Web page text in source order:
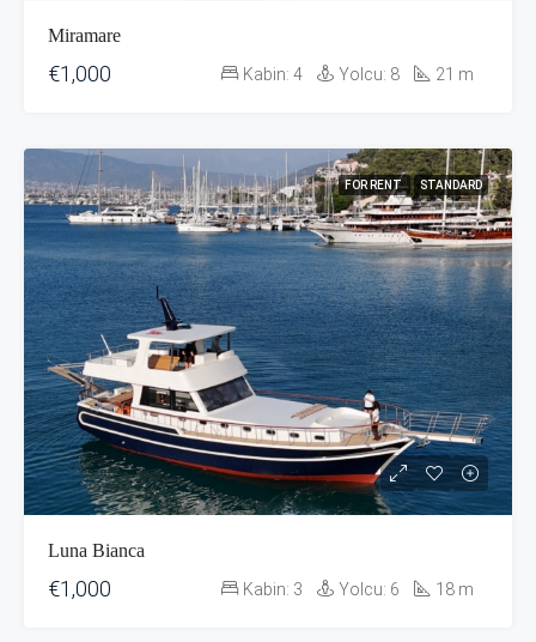
Miramare
€1,000 Kabin: 4 Yolcu: 8 21 m
FOR RENT STANDARD
Luna Bianca
€1,000 Kabin: 3 Yolcu: 6 18 m